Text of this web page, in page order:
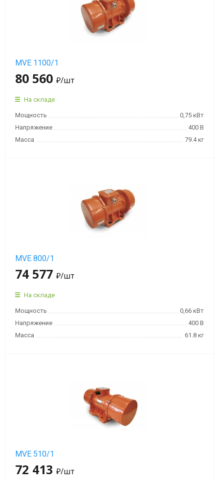
MVE 1100/1
80 560 ₽/шт
На складе
Мощность
0,75 кВт
Напряжение
400 В
Масса
79.4 кг
MVE 800/1
74 577 ₽/шт
На складе
Мощность
0,66 кВт
Напряжение
400 В
Масса
61.8 кг
MVE 510/1
72 413 ₽/шт